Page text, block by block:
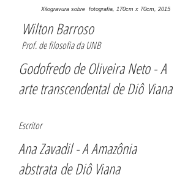
Xilogravura sobre fotografia, 170cm x 70cm, 2015
Wilton Barroso
Prof. de filosofia da UNB
Godofredo de Oliveira Neto - A
arte transcendental de Diô Viana
Escritor
Ana Zavadil - A Amazônia
abstrata de Diô Viana